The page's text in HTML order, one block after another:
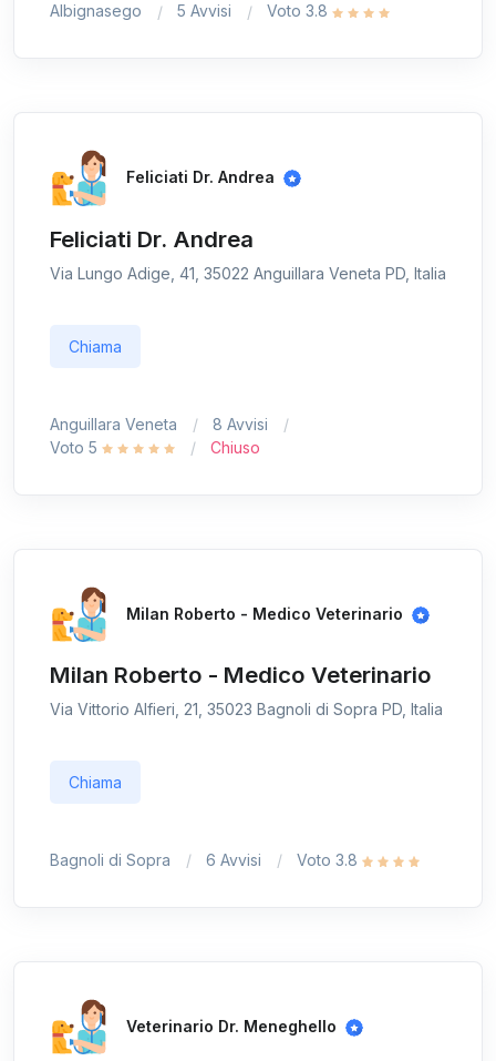
Albignasego 5 Avvisi Voto 3.8
Feliciati Dr. Andrea
Feliciati Dr. Andrea
Via Lungo Adige, 41, 35022 Anguillara Veneta PD, Italia
Chiama
Anguillara Veneta
8 Avvisi
Voto 5
Chiuso
Milan Roberto - Medico Veterinario
Milan Roberto - Medico Veterinario
Via Vittorio Alfieri, 21, 35023 Bagnoli di Sopra PD, Italia
Chiama
Bagnoli di Sopra 6 Avvisi Voto 3.8
Veterinario Dr. Meneghello